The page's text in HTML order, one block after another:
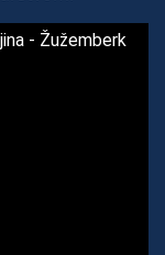
- Žužemberk